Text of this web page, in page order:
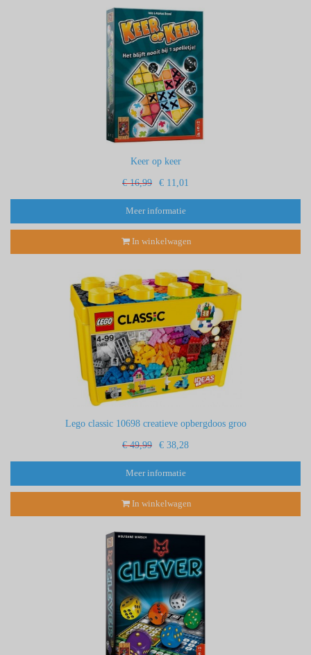
Keer op keer
€ 16,99 € 11,01
Meer informatie
In winkelwagen
Lego classic 10698 creatieve opbergdoos groo
€ 49,99 € 38,28
Meer informatie
In winkelwagen